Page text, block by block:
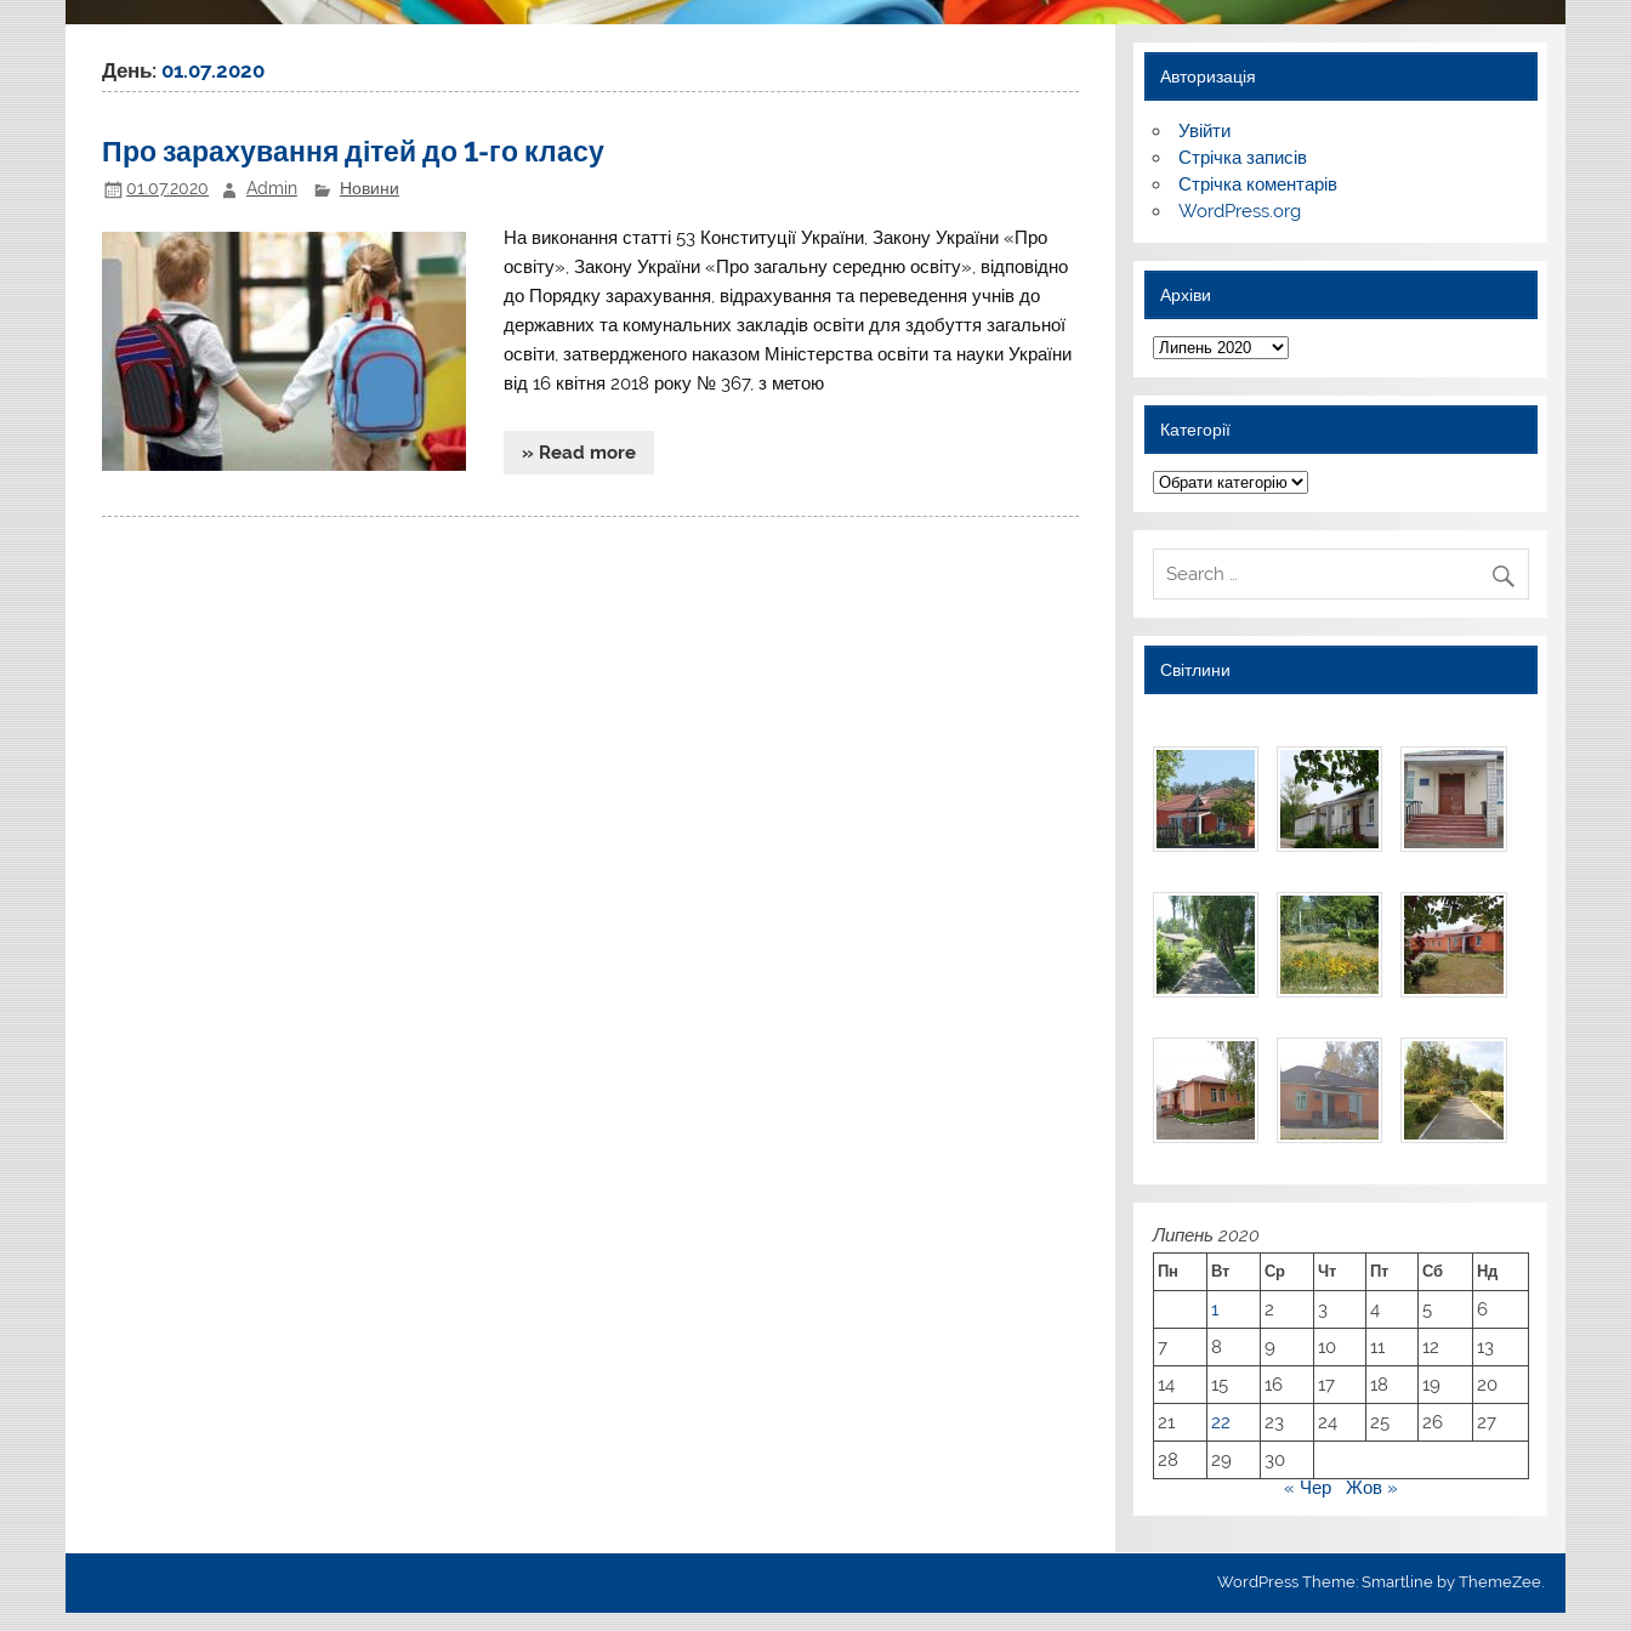
День:01.07.2020
Про зарахування дітей до 1-го класу
01.07.2020 Admin Новини
На виконання статті 53 Конституції України, Закону України «Про
освіту», Закону України «Про загальну середню освіту», відповідно
до Порядку зарахування, відрахування та переведення учнів до
державних та комунальних закладів освіти для здобуття загальної
освіти, затвердженого наказом Міністерства освіти та науки України
від 16 квітня 2018 року № 367, з метою
» Read more
Авторизація
Увійти
Стрічка записів
Стрічка коментарів
WordPress.org
Архіви
Архіви
Категорії
Категорії
Світлини
Липень 2020
Пн Вт Ср Чт Пт Сб Нд
1 2 3 4 5
6
7
8 9 10 11 12
13
14
15 16 17 18 19
20
21
22 23 24 25 26
27
28
29
30
« Чер
Жов »
WordPress Theme: Smartline by ThemeZee.